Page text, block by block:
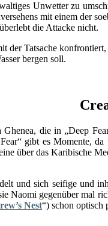
Unwetter zu
mit einem der
die Attacke nicht.
Tatsache
bergen soll.
die in „Deep
gibt es Momente,
über das Karibische
und sich seifige und
Naomi gegenüber mal
Nest“) schon optisch